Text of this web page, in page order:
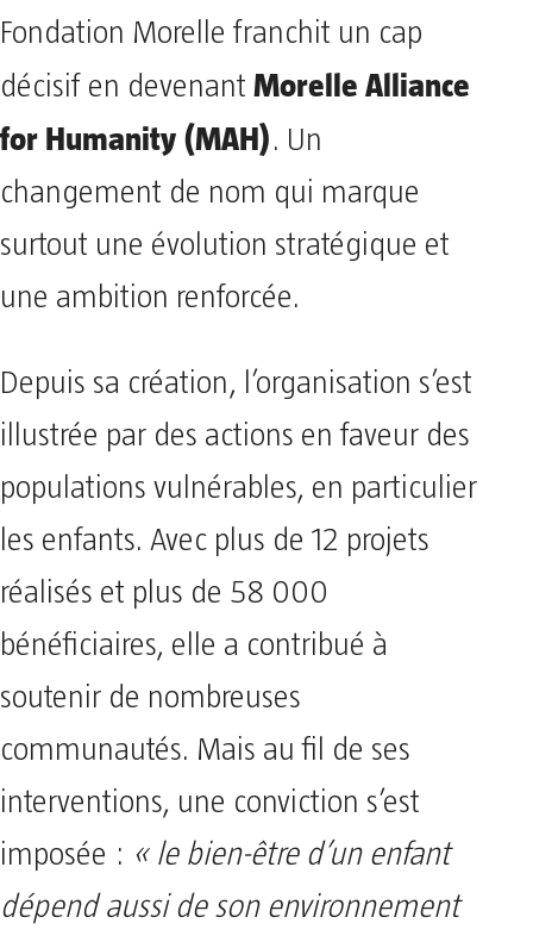
Fondation Morelle franchit un cap
décisif en devenant Morelle Alliance
for Humanity (MAH). Un
changement de nom qui marque
surtout une évolution stratégique et
une ambition renforcée.
Depuis sa création, l’organisation s’est
illustrée par des actions en faveur des
populations vulnérables, en particulier
les enfants. Avec plus de 12 projets
réalisés et plus de 58 000
bénéficiaires, elle a contribué à
soutenir de nombreuses
communautés. Mais au fil de ses
interventions, une conviction s’est
imposée : « le bien-être d’un enfant
dépend aussi de son environnement